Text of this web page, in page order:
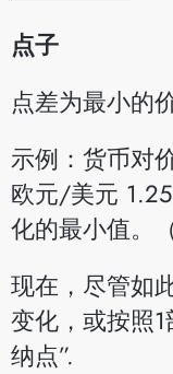
点子
点差为最小的
示例：货币对
欧元/美元
化的最小值。
现在，尽管如
变化，或按照
纳点”.